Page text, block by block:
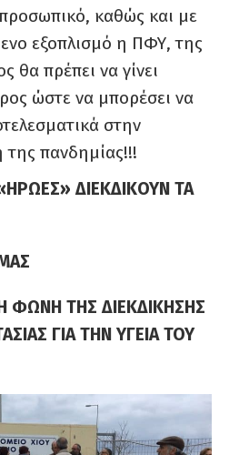
καθώς και με
εξοπλισμό η ΠΦΥ, της
θα πρέπει να γίνει
ώστε να μπορέσει να
στην
της πανδημίας!!!
ΔΙΕΚΔΙΚΟΥΝ ΤΑ
ΤΗΣ ΔΙΕΚΔΙΚΗΣΗΣ
ΓΙΑ ΤΗΝ ΥΓΕΙΑ ΤΟΥ